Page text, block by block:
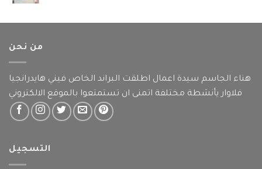
من نحن
هناء الجاسم سيدة اعمال اطلقت البراند الخاص فيني هايدرانجيا
فلاوار يأنشطة مختلفة اتمنى ان تستمتعوا بالموقع الالكتروني
التسجيل